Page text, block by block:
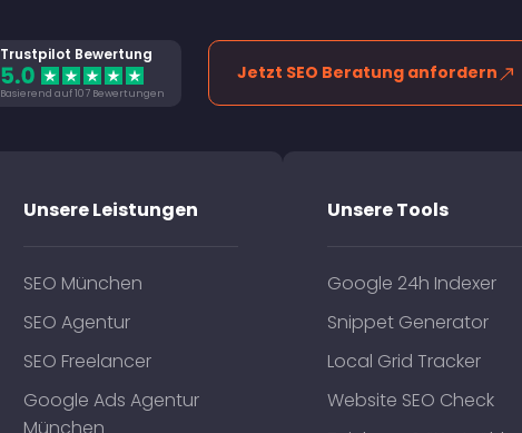
Trustpilot Bewertung
Basierend auf 107 Bewertungen
Jetzt SEO Beratung anfordern
Unsere Leistungen
SEO München
SEO Agentur
SEO Freelancer
Google Ads Agentur
Unsere Tools
Google 24h Indexer
Snippet Generator
Local Grid Tracker
Website SEO Check